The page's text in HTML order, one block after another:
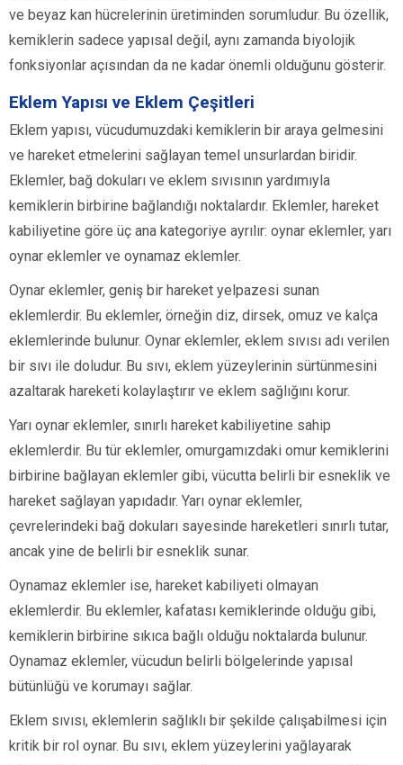
ve beyaz kan hücrelerinin üretiminden sorumludur. Bu özellik,
kemiklerin sadece yapısal değil, aynı zamanda biyolojik
fonksiyonlar açısından da ne kadar önemli olduğunu gösterir.
Eklem Yapısı ve Eklem Çeşitleri
Eklem yapısı, vücudumuzdaki kemiklerin bir araya gelmesini
ve hareket etmelerini sağlayan temel unsurlardan biridir.
Eklemler, bağ dokuları ve eklem sıvısının yardımıyla
kemiklerin birbirine bağlandığı noktalardır. Eklemler, hareket
kabiliyetine göre üç ana kategoriye ayrılır: oynar eklemler, yarı
oynar eklemler ve oynamaz eklemler.
Oynar eklemler, geniş bir hareket yelpazesi sunan
eklemlerdir. Bu eklemler, örneğin diz, dirsek, omuz ve kalça
eklemlerinde bulunur. Oynar eklemler, eklem sıvısı adı verilen
bir sıvı ile doludur. Bu sıvı, eklem yüzeylerinin sürtünmesini
azaltarak hareketi kolaylaştırır ve eklem sağlığını korur.
Yarı oynar eklemler, sınırlı hareket kabiliyetine sahip
eklemlerdir. Bu tür eklemler, omurgamızdaki omur kemiklerini
birbirine bağlayan eklemler gibi, vücutta belirli bir esneklik ve
hareket sağlayan yapıdadır. Yarı oynar eklemler,
çevrelerindeki bağ dokuları sayesinde hareketleri sınırlı tutar,
ancak yine de belirli bir esneklik sunar.
Oynamaz eklemler ise, hareket kabiliyeti olmayan
eklemlerdir. Bu eklemler, kafatası kemiklerinde olduğu gibi,
kemiklerin birbirine sıkıca bağlı olduğu noktalarda bulunur.
Oynamaz eklemler, vücudun belirli bölgelerinde yapısal
bütünlüğü ve korumayı sağlar.
Eklem sıvısı, eklemlerin sağlıklı bir şekilde çalışabilmesi için
kritik bir rol oynar. Bu sıvı, eklem yüzeylerini yağlayarak